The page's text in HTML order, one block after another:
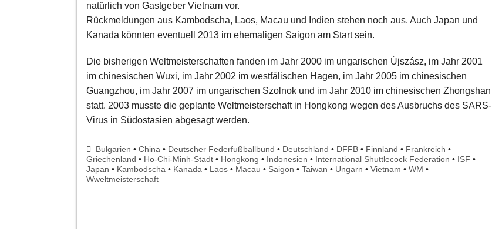
natürlich von Gastgeber Vietnam vor.
Rückmeldungen aus Kambodscha, Laos, Macau und Indien stehen noch aus. Auch Japan und
Kanada könnten eventuell 2013 im ehemaligen Saigon am Start sein.
Die bisherigen Weltmeisterschaften fanden im Jahr 2000 im ungarischen Újszász, im Jahr 2001
im chinesischen Wuxi, im Jahr 2002 im westfälischen Hagen, im Jahr 2005 im chinesischen
Guangzhou, im Jahr 2007 im ungarischen Szolnok und im Jahr 2010 im chinesischen Zhongshan
statt. 2003 musste die geplante Weltmeisterschaft in Hongkong wegen des Ausbruchs des SARS-
Virus in Südostasien abgesagt werden.
Bulgarien •China • Deutscher Federfußballbund • Deutschland • DFFB • Finnland • Frankreich •
Griechenland • Ho-Chi-Minh-Stadt • Hongkong • Indonesien • International Shuttlecock Federation • ISF •
Japan • Kambodscha • Kanada • Laos • Macau • Saigon • Taiwan • Ungarn • Vietnam • WM •
Wweltmeisterschaft